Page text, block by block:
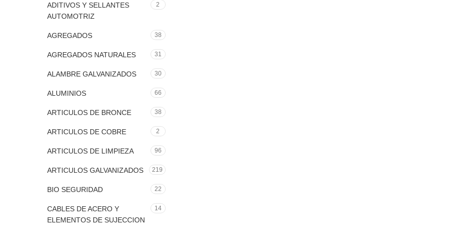
ADITIVOS Y SELLANTES
AUTOMOTRIZ
2
AGREGADOS 38
AGREGADOS NATURALES 31
ALAMBRE GALVANIZADOS 30
ALUMINIOS 66
ARTICULOS DE BRONCE 38
ARTICULOS DE COBRE 2
ARTICULOS DE LIMPIEZA 96
ARTICULOS GALVANIZADOS 219
BIO SEGURIDAD 22
CABLES DE ACERO Y
ELEMENTOS DE SUJECCION
14